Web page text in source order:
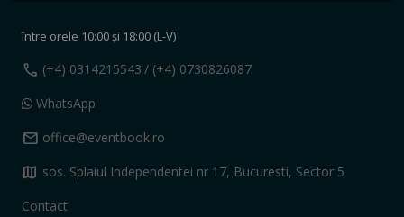
între orele 10:00 și 18:00 (L-V)
call (+4) 0314215543 / (+4) 0730826087
WhatsApp
mail office@eventbook.ro
map sos. Splaiul Independentei nr 17, Bucuresti, Sector 5
Contact